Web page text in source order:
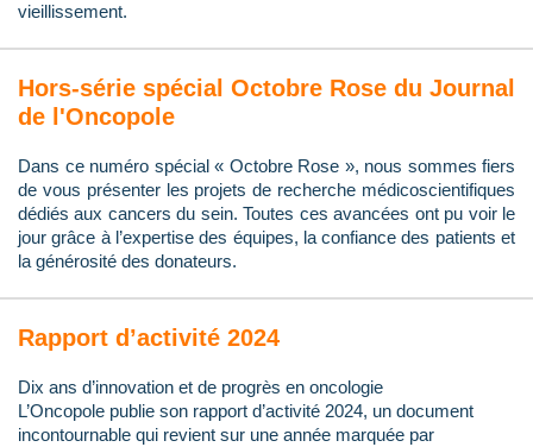
vieillissement.
Hors-série spécial Octobre Rose du Journal
de l'Oncopole
Dans ce numéro spécial « Octobre Rose », nous sommes fiers
de vous présenter les projets de recherche médicoscientifiques
dédiés aux cancers du sein. Toutes ces avancées ont pu voir le
jour grâce à l’expertise des équipes, la confiance des patients et
la générosité des donateurs.
Rapport d’activité 2024
Dix ans d’innovation et de progrès en oncologie
L’Oncopole publie son rapport d’activité 2024, un document
incontournable qui revient sur une année marquée par